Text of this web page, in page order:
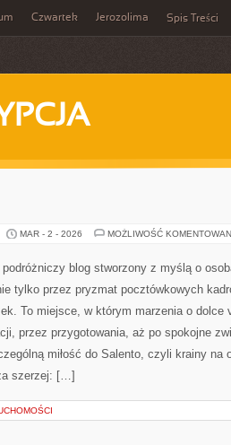
Czwartek Jerozolima Spis Treści
MAR - 2 - 2026 MOŻLIWOŚĆ
podróżniczy blog stworzony z myślą o
tylko przez pryzmat pocztówkowych
To miejsce, w którym marzenia o dolce
przez przygotowania, aż po spokojne
miłość do Salento, czyli krainy na
szerzej: […]